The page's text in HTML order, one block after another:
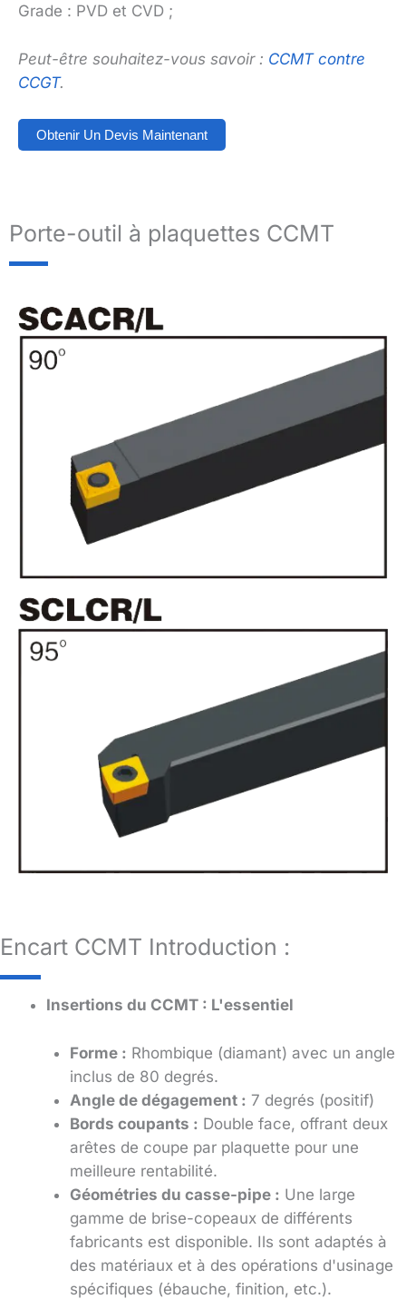
Grade : PVD et CVD ;
Peut-être souhaitez-vous savoir : CCMT contre
CCGT.
Obtenir Un Devis Maintenant
Porte-outil à plaquettes CCMT
Encart CCMT Introduction :
Insertions du CCMT : L'essentiel
Forme : Rhombique (diamant) avec un angle
inclus de 80 degrés.
Angle de dégagement : 7 degrés (positif)
Bords coupants : Double face, offrant deux
arêtes de coupe par plaquette pour une
meilleure rentabilité.
Géométries du casse-pipe : Une large
gamme de brise-copeaux de différents
fabricants est disponible. Ils sont adaptés à
des matériaux et à des opérations d'usinage
spécifiques (ébauche, finition, etc.).